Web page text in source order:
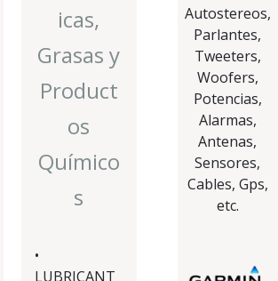
icas,
Grasas y
Product
os
Químico
s
•
LUBRICANT
Autostereos,
Parlantes,
Tweeters,
Woofers,
Potencias,
Alarmas,
Antenas,
Sensores,
Cables, Gps,
etc.